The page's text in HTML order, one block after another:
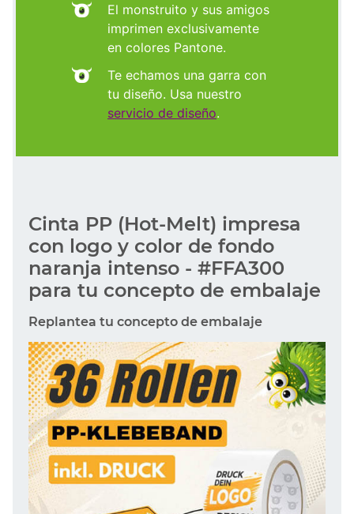
El monstruito y sus amigos
imprimen exclusivamente
en colores Pantone.
Te echamos una garra con
tu diseño. Usa nuestro
servicio de diseño.
Cinta PP (Hot-Melt) impresa
con logo y color de fondo
naranja intenso - #FFA300
para tu concepto de embalaje
Replantea tu concepto de embalaje